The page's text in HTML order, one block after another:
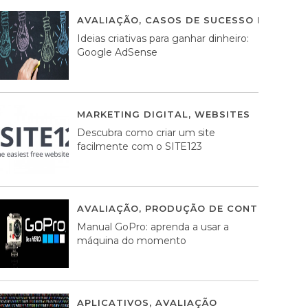
AVALIAÇÃO, CASOS DE SUCESSO DE
Ideias criativas para ganhar dinheiro:
Google AdSense
MARKETING DIGITAL, WEBSITES
Descubra como criar um site
facilmente com o SITE123
AVALIAÇÃO, PRODUÇÃO DE CONTEÚDOS
Manual GoPro: aprenda a usar a
máquina do momento
APLICATIVOS, AVALIAÇÃO